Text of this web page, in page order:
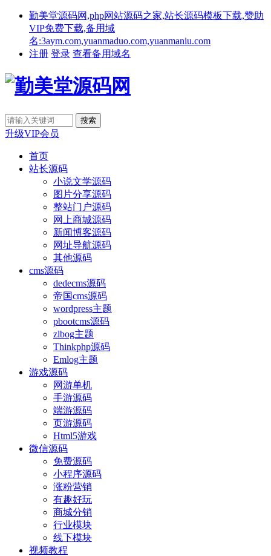
勤美堂源码网,php网站源码之家,站长源码模板下载,赞助
VIP免费下载,备用域
名:3aym.com,yuanmaduo.com,yuanmaniu.com
注册 登录 查看备用域名
升级VIP会员
首页
站长源码
小说文学源码
图片分享源码
整站门户源码
网上商城源码
新闻博客源码
网址导航源码
其他源码
cms源码
dedecms源码
帝国cms源码
wordpress主题
pbootcms源码
zlbog主题
Thinkphp源码
Emlog主题
游戏源码
网游单机
手游源码
端游源码
页游源码
Html5游戏
微信源码
免费源码
小程序源码
涨粉营销
有趣好玩
商城分销
行业模块
线下模块
视频教程